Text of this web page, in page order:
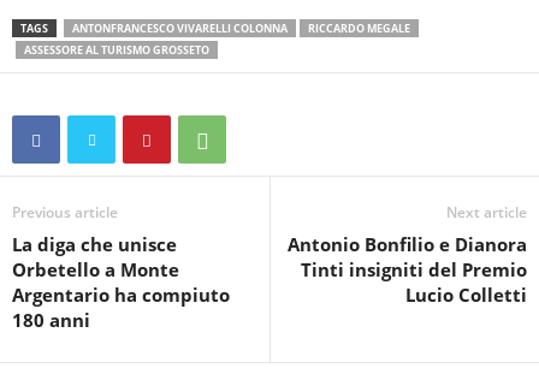
TAGS ANTONFRANCESCO VIVARELLI COLONNA
RICCARDO MEGALE
ASSESSORE AL TURISMO GROSSETO
Previous article
La diga che unisce
Orbetello a Monte
Argentario ha compiuto
180 anni
Next article
Antonio Bonfilio e Dianora
Tinti insigniti del Premio
Lucio Colletti